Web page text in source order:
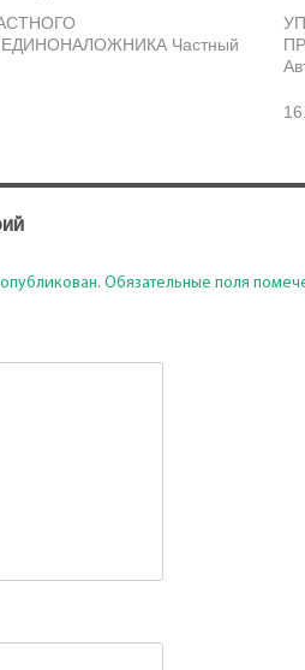
Частный
Обязательные поля